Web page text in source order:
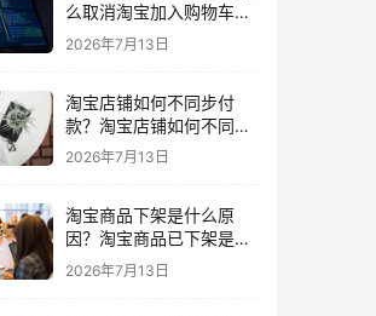
么取消淘宝加入购物车的
东西
2026年7月13日
淘宝店铺如何不同步付
款？淘宝店铺如何不同步
闲鱼
2026年7月13日
淘宝商品下架是什么原
因？淘宝商品已下架是什
么意思一般下架是为什么
2026年7月13日